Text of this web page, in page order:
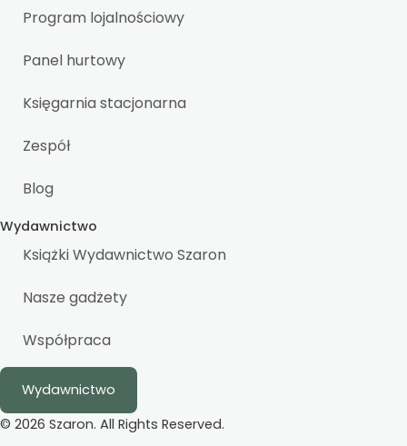
Program lojalnościowy
Panel hurtowy
Księgarnia stacjonarna
Zespół
Blog
Wydawnictwo
Książki Wydawnictwo Szaron
Nasze gadżety
Współpraca
Wydawnictwo
© 2026 Szaron. All Rights Reserved.